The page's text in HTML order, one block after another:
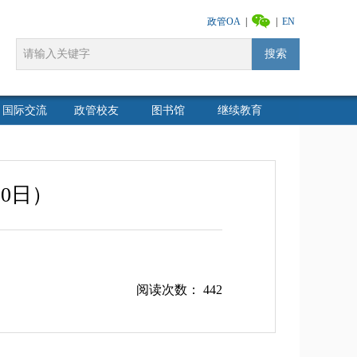
政管OA EN
搜索
国际交流 政管校友 图书馆 继续教育
）
阅读次数： 442